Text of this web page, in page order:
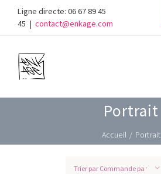
content
Ligne directe: 06 67 89 45
45 | contact@enkage.com
Portrait
Accueil / Portrait
Trier par Commande par